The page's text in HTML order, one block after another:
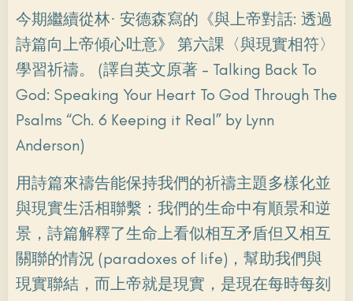
今期繼續從林· 安德森寫的《與上帝對話: 透過
詩篇向上帝傾心吐意》 第六課〈與現實相符〉
學習祈禱。 (譯自英文原著 – Talking Back To
God: Speaking Your Heart To God Through The
Psalms “Ch. 6 Keeping it Real” by Lynn
Anderson)
用詩篇來禱告能保持我們的祈禱主題多樣化並
與現實生活相聯繫：我們的生命中有順景和逆
景，詩篇解釋了生命上看似相互矛盾但又相互
關聯的情況 (paradoxes of life)，幫助我們與
現實聯結，而上帝就是現實，是現在每時每刻